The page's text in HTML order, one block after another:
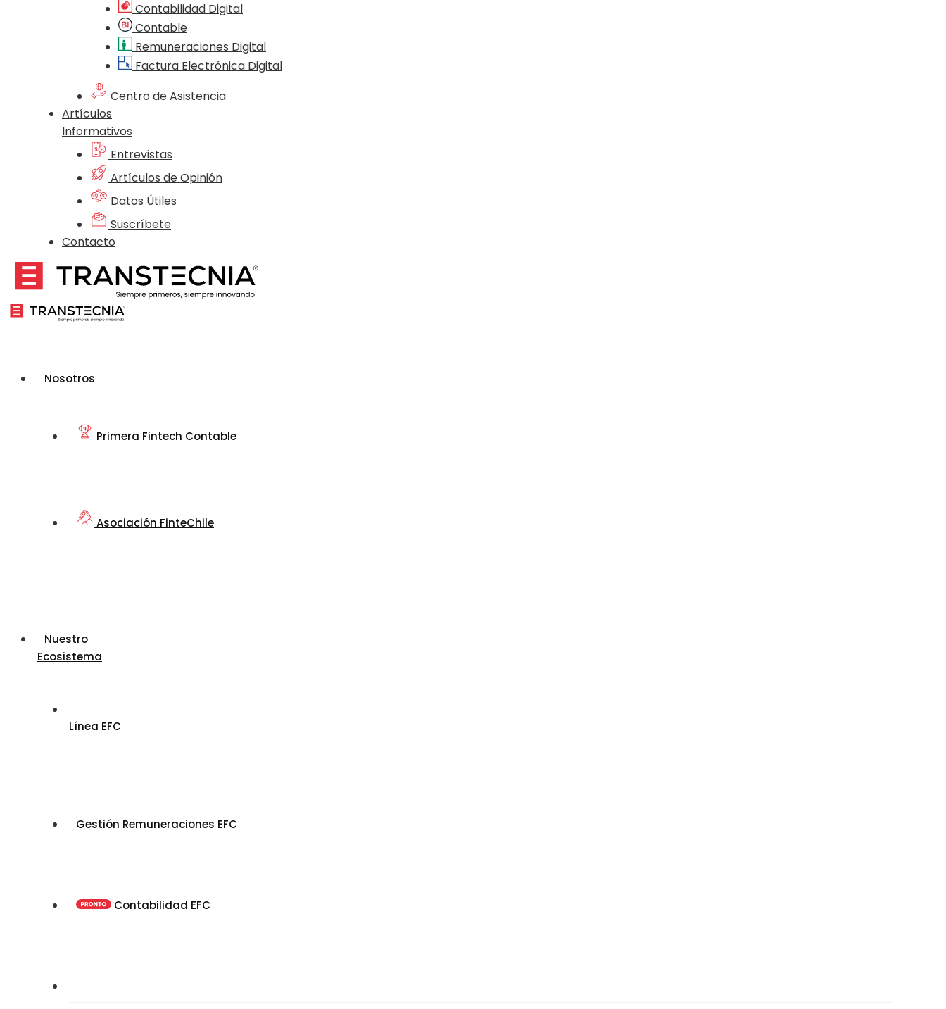
Contabilidad Digital
Contable
Remuneraciones Digital
Factura Electrónica Digital
Centro de Asistencia
Artículos
Informativos
Entrevistas
Artículos de Opinión
Datos Útiles
Suscríbete
Contacto
Nosotros
Primera Fintech Contable
Asociación FinteChile
Nuestro
Ecosistema
Línea EFC
Gestión Remuneraciones EFC
Contabilidad EFC